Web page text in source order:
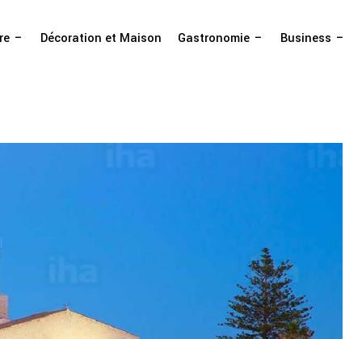
Décoration et Maison Gastronomie Business